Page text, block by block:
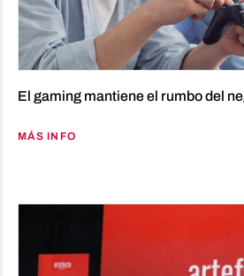
El gaming mantiene el rumbo del
MÁS INFO